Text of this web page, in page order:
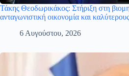
Τάκης Θεοδωρικάκος: Στήριξη στη
ανταγωνιστική οικονομία και
6 Αυγούστου, 2026